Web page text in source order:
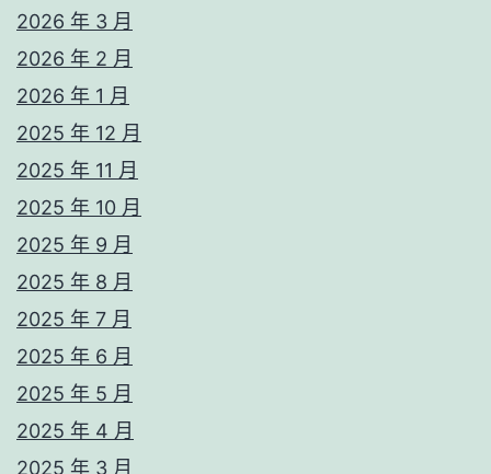
2026 年 3 月
2026 年 2 月
2026 年 1 月
2025 年 12 月
2025 年 11 月
2025 年 10 月
2025 年 9 月
2025 年 8 月
2025 年 7 月
2025 年 6 月
2025 年 5 月
2025 年 4 月
2025 年 3 月